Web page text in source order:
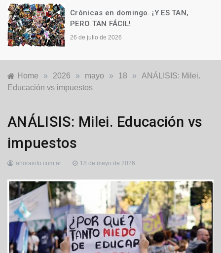
Crónicas en domingo. ¡Y ES TAN,
PERO TAN FÁCIL!
26 de julio de 2026
Home » 2026 » mayo » 18 »
ANÁLISIS: Milei.
Educación vs impuestos
Destacadas
,
Nacionales ,
Política
ANÁLISIS: Milei. Educación vs
impuestos
ahorainfo.com.ar 18 de mayo de 2026